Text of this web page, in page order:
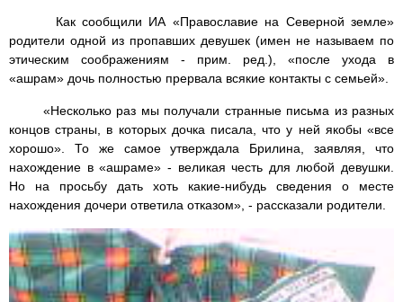
Как сообщили ИА «Православие на Северной земле»
родители одной из пропавших девушек (имен не называем по
этическим соображениям - прим. ред.), «после ухода в
«ашрам» дочь полностью прервала всякие контакты с семьей».
«Несколько раз мы получали странные письма из разных
концов страны, в которых дочка писала, что у ней якобы «все
хорошо». То же самое утверждала Брилина, заявляя, что
нахождение в «ашраме» - великая честь для любой девушки.
Но на просьбу дать хоть какие-нибудь сведения о месте
нахождения дочери ответила отказом», - рассказали родители.